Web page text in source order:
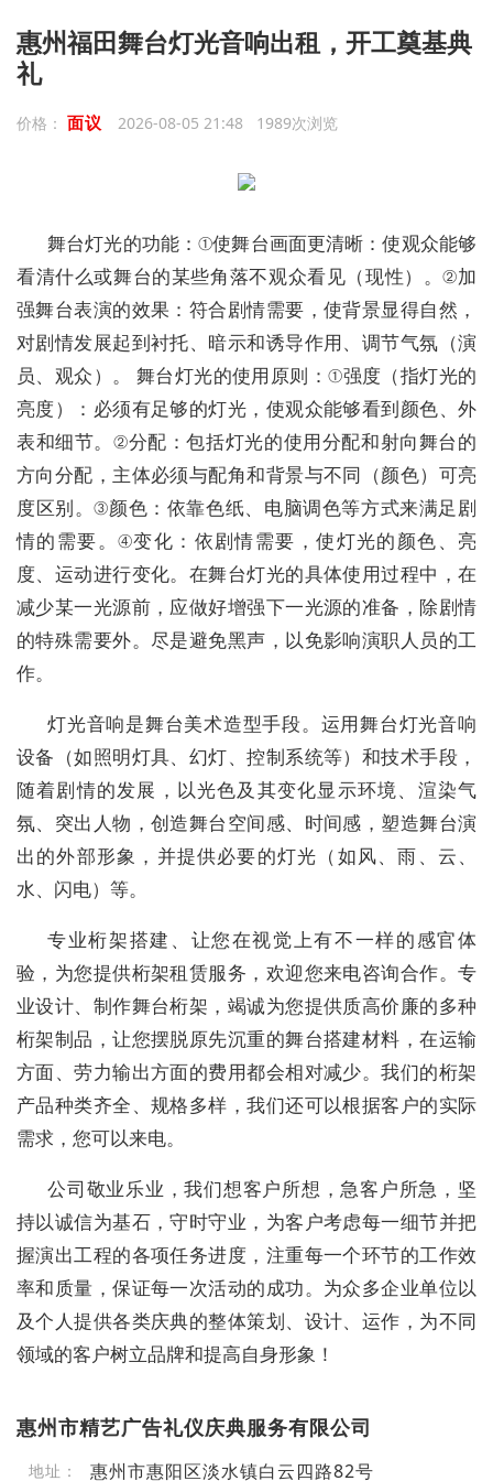
惠州福田舞台灯光音响出租，开工奠基典
礼
价格： 面议 2026-08-05 21:48 1989次浏览
舞台灯光的功能：①使舞台画面更清晰：使观众能够
看清什么或舞台的某些角落不观众看见（现性）。②加
强舞台表演的效果：符合剧情需要，使背景显得自然，
对剧情发展起到衬托、暗示和诱导作用、调节气氛（演
员、观众）。 舞台灯光的使用原则：①强度（指灯光的
亮度）：必须有足够的灯光，使观众能够看到颜色、外
表和细节。②分配：包括灯光的使用分配和射向舞台的
方向分配，主体必须与配角和背景与不同（颜色）可亮
度区别。③颜色：依靠色纸、电脑调色等方式来满足剧
情的需要。④变化：依剧情需要，使灯光的颜色、亮
度、运动进行变化。在舞台灯光的具体使用过程中，在
减少某一光源前，应做好增强下一光源的准备，除剧情
的特殊需要外。尽是避免黑声，以免影响演职人员的工
作。
灯光音响是舞台美术造型手段。运用舞台灯光音响
设备（如照明灯具、幻灯、控制系统等）和技术手段，
随着剧情的发展，以光色及其变化显示环境、渲染气
氛、突出人物，创造舞台空间感、时间感，塑造舞台演
出的外部形象，并提供必要的灯光（如风、雨、云、
水、闪电）等。
专业桁架搭建、让您在视觉上有不一样的感官体
验，为您提供桁架租赁服务，欢迎您来电咨询合作。专
业设计、制作舞台桁架，竭诚为您提供质高价廉的多种
桁架制品，让您摆脱原先沉重的舞台搭建材料，在运输
方面、劳力输出方面的费用都会相对减少。我们的桁架
产品种类齐全、规格多样，我们还可以根据客户的实际
需求，您可以来电。
公司敬业乐业，我们想客户所想，急客户所急，坚
持以诚信为基石，守时守业，为客户考虑每一细节并把
握演出工程的各项任务进度，注重每一个环节的工作效
率和质量，保证每一次活动的成功。为众多企业单位以
及个人提供各类庆典的整体策划、设计、运作，为不同
领域的客户树立品牌和提高自身形象！
惠州市精艺广告礼仪庆典服务有限公司
地址： 惠州市惠阳区淡水镇白云四路82号